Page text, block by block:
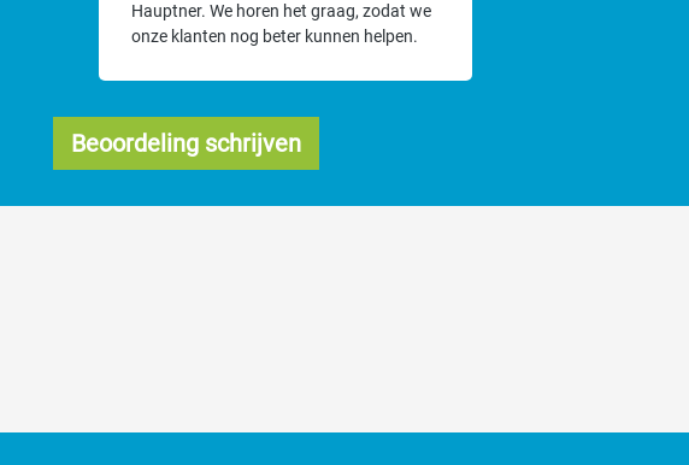
Hauptner. We horen het graag, zodat we
onze klanten nog beter kunnen helpen.
Beoordeling schrijven